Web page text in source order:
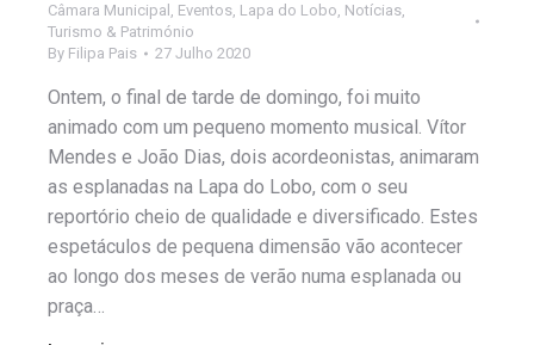
Câmara Municipal , Eventos, Lapa do Lobo, Notícias,
Turismo & Património
By Filipa Pais 27 Julho 2020
Ontem, o final de tarde de domingo, foi muito
animado com um pequeno momento musical. Vítor
Mendes e João Dias, dois acordeonistas, animaram
as esplanadas na Lapa do Lobo, com o seu
reportório cheio de qualidade e diversificado. Estes
espetáculos de pequena dimensão vão acontecer
ao longo dos meses de verão numa esplanada ou
praça…